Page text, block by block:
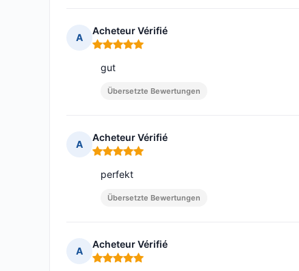
A
Acheteur Vérifié
Hinweis: 5 von 5
gut
Übersetzte Bewertungen
A
Acheteur Vérifié
Hinweis: 5 von 5
perfekt
Übersetzte Bewertungen
A
Acheteur Vérifié
Hinweis: 5 von 5